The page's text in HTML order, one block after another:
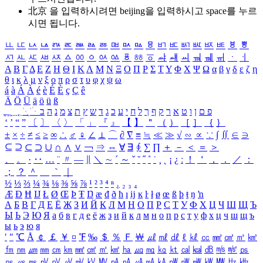
北京 을 입력하시려면 beijing을 입력하시고 space를 누르
시면 됩니다.
ㅥ ㅦ ㅧ ㅨ ㅩ ㅪ ㅫ ㅬ ㅭ ㅮ ㅯ ㅰ ㅱ ㅲ ㅳ ㅴ ㅵ ㅶ ㅷ ㅸ
ㅹ
ㅺ ㅻ ㅼ ㅽ ㅾ ㅿ ㆀ ㆁ ㆂ ㆃ ㆄ ㆅ ㆆ ㆇ ㆈ ㆉ ㆊ ㆋ ㆌ ㆍ
ㆎ
Α Β ΓΔ Ε Ζ Η Θ Ι ΚΛ Μ Ν Ξ Ο Π Ρ Σ ΤΥ Φ Χ Ψ Ω α β γ δ ε ζ η
θ ι κ λ μ ν ξ ο π ρ σ τ υ φ χ ψ ω
á à Á À é è É È ç Ç ê
Ä Ö Ü ä ö ü ß
ִֶֹ ֻּ ׁׂ פ ם ן ו ט א ר ק ף ך ל ח י ע כ ג ד ש ץ ת צ מ נ ה ב
‘ ’ “ ” 〔 〕 〈 〉 「 」 『 』 【 】 ＂ （ ） ［ ］ ｛ ｝
± × ÷ ≠ ≤ ≥ ∞ ∴ ♂ ♀ ∠ ⊥ ⌒ ∂ ∇ ≡ ≒ ≪ ≫ √ ∽ ∝ ∵ ∫ ∬ ∈ ∋
⊆ ⊇ ⊂ ⊃ ∪ ∩ ∧ ∨ ￢ ⇒ ⇔ ∀ ∃ ∮ ∑ ∏ ＋ － ＜ ＝
＞
、
。 · ‥ … ¨ 〃 ― ＼ ∼ ´ ～ ˇ ˘ ˝ ˚ ˙ ¸ ¡ ¿ ː ！ ＇ ， ． ／
：
；
？ ＾ ｀
½ ⅓ ⅔ ¼ ¾ ⅛ ⅜ ⅝ ⅞ ¹ ² ³ ⁴ ⁿ ₁ ₂ ₃ ₄
Æ Ð Ħ Ĳ Ł Ø Œ Þ Ŧ Ŋ æ đ ð ħ ı ĳ ĸ ŀ ł ø œ ß þ ŧ ŋ ŉ
А Б В Г Д Е Ё Ж З И Й К Л М Н О П Р С Т У Ф Х Ц Ч Ш Щ Ъ
Ы Ь Э Ю Я а б в г д е ё ж з и й к л м н о п р с т у ф х ц ч ш щ ъ
ы ь э ю я
′ ″ ℃ Å ￠ ￡ ￥ ¤ ℉ ‰ ＄ ％ Ｆ ￦ ㎕ ㎖ ㎗ ℓ ㎘ ㏄ ㎣ ㎤ ㎥ ㎦
㎙ ㎚ ㎛ ㎜ ㎝ ㎞ ㎟ ㎠ ㎡ ㎢ ㏊ ㎍ ㎎ ㎏ ㏏ ㎈ ㎉ ㏈ ㎧ ㎨ ㎰